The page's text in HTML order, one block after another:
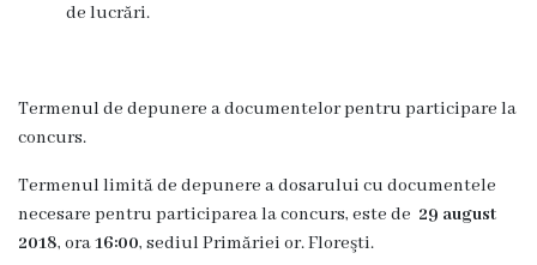
,,Andrieş”
Grădiniţa
„Licurici”
de lucrări.
Termenul de depunere a documentelor pentru participare la
concurs.
Termenul limită de depunere a dosarului cu documentele
necesare pentru participarea la concurs, este de 29 august
2018, ora16:00, sediul Primăriei or. Floreşti.